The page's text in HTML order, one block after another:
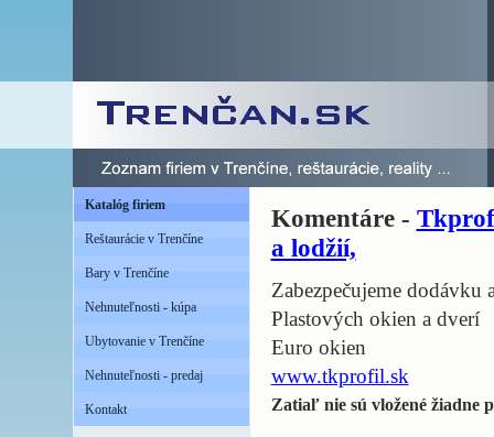
Katalóg firiem
Reštaurácie v Trenčíne
Bary v Trenčíne
Nehnuteľnosti - kúpa
Ubytovanie v Trenčíne
Nehnuteľnosti - predaj
Kontakt
Komentáre -
a lodžií,
Zabezpečujeme dodávku
Plastových okien a dverí
Euro okien
www.tkprofil.sk
Zatiaľ nie sú vložené žiadne